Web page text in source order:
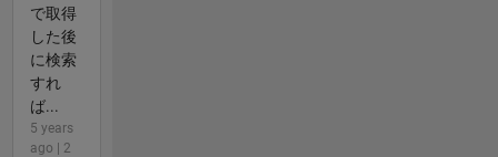
で取得
した後
に検索
すれ
ば...
5 years
ago | 2